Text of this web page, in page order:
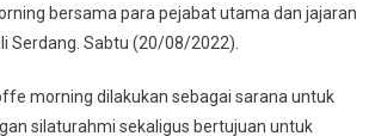
bersama para pejabat utama dan jajaran
Serdang. Sabtu (20/08/2022).
morning dilakukan sebagai sarana untuk
silaturahmi sekaligus bertujuan untuk